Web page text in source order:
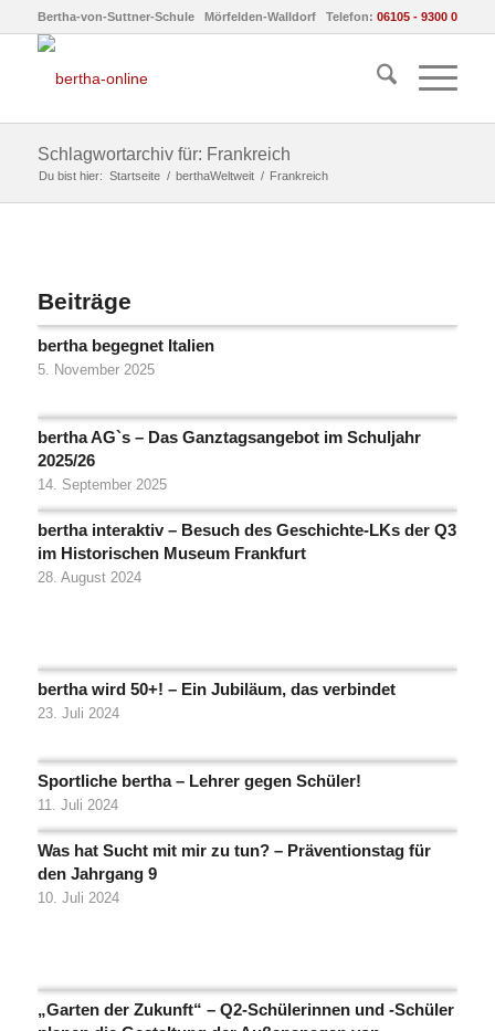
Bertha-von-Suttner-Schule Mörfelden-Walldorf Telefon: 06105 - 9300 0
Schlagwortarchiv für: Frankreich
Du bist hier: Startseite / berthaWeltweit / Frankreich
Beiträge
bertha begegnet Italien
5. November 2025
bertha AG`s – Das Ganztagsangebot im Schuljahr
2025/26
14. September 2025
bertha interaktiv – Besuch des Geschichte-LKs der Q3
im Historischen Museum Frankfurt
28. August 2024
bertha wird 50+! – Ein Jubiläum, das verbindet
23. Juli 2024
Sportliche bertha – Lehrer gegen Schüler!
11. Juli 2024
Was hat Sucht mit mir zu tun? – Präventionstag für
den Jahrgang 9
10. Juli 2024
„Garten der Zukunft“ – Q2-Schülerinnen und -Schüler